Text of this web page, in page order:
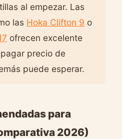
al empezar. Las
las Hoka Clifton 9 o
ofrecen excelente
precio de
puede esperar.
para
2026)